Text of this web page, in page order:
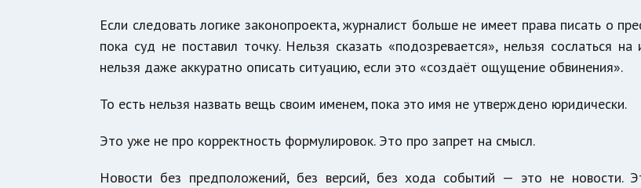
Если следовать логике законопроекта, журналист больше не имеет права писать о
пока суд не поставил точку. Нельзя сказать «подозревается», нельзя сослаться на
нельзя даже аккуратно описать ситуацию, если это «создаёт ощущение обвинения».
То есть нельзя назвать вещь своим именем, пока это имя не утверждено юридически.
Это уже не про корректность формулировок. Это про запрет на смысл.
Новости без предположений, без версий, без хода событий — это не новости.